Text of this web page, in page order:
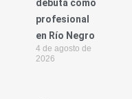
debuta como
profesional
en Río Negro
4 de agosto de
2026